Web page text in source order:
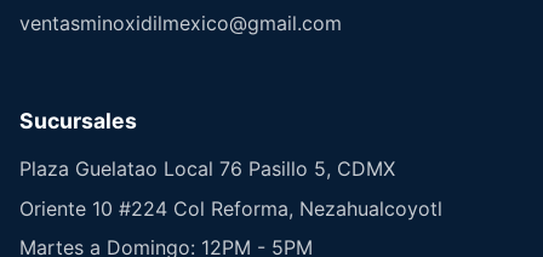
ventasminoxidilmexico@gmail.com
Sucursales
Plaza Guelatao Local 76 Pasillo 5, CDMX
Oriente 10 #224 Col Reforma, Nezahualcoyotl
Martes a Domingo: 12PM - 5PM